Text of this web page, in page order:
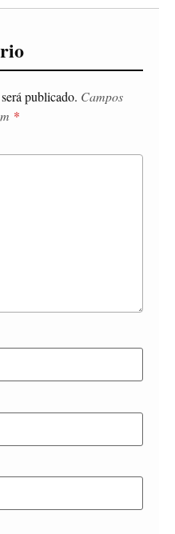
publicado. Campos
*